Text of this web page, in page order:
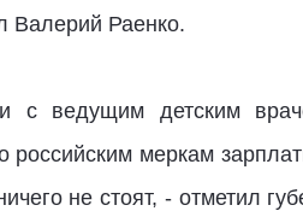
Валерий Раенко.
с ведущим детским
меркам
не стоят, - отметил